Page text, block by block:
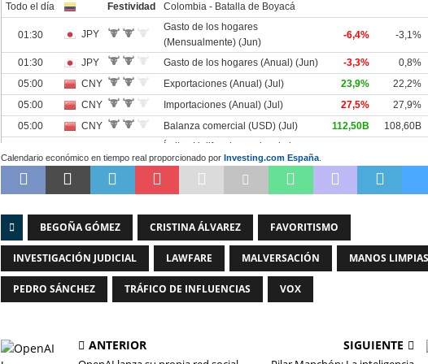
Calendario económico en tiempo real proporcionado por Investing.com España
BEGOÑA GÓMEZ CRISTINA ÁLVAREZ FAVORITISMO
INVESTIGACIÓN JUDICIAL LAWFARE MALVERSACIÓN MANOS
PEDRO SÁNCHEZ TRÁFICO DE INFLUENCIAS VOX
ANTERIOR SIGUIENTE